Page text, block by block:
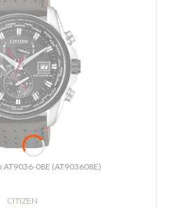
AT9036-08E (AT903608E)
CITIZEN